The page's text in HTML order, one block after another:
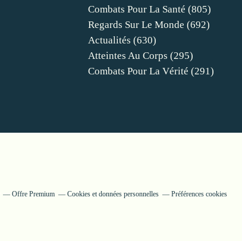
Combats Pour La Santé (805)
Regards Sur Le Monde (692)
Actualités (630)
Atteintes Au Corps (295)
Combats Pour La Vérité (291)
Offre Premium Cookies et données personnelles Préférences cookies